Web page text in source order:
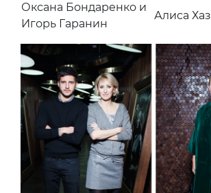
Оксана Бондаренко и
Игорь Гаранин
Алиса